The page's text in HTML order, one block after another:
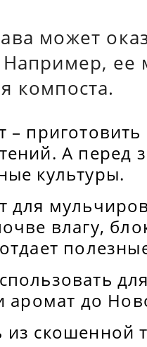
может
ее
компоста.
–
А перед
культуры.
для
влагу,
аромат до
скошенной